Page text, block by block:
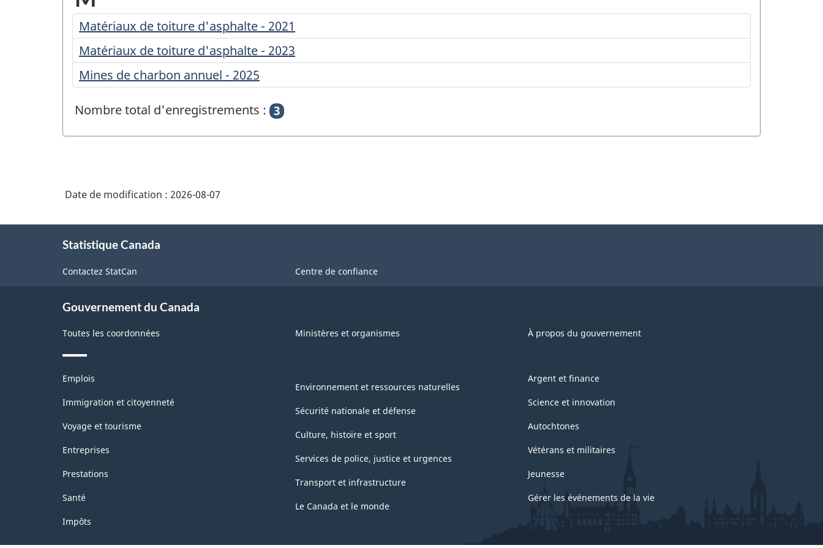
des
questionnaires
commençant
par
la
Matériaux de toiture d'asphalte - 2021
Matériaux de toiture d'asphalte - 2023
Mines de charbon annuel - 2025
Nombre total d'enregistrements : 3
Date de modification : 2026-08-07
Statistique Canada
Contactez StatCan Centre de confiance
Gouvernement du Canada
Toutes les coordonnées Ministères et organismes À propos du gouvernement
Thèmes
sujets
Emplois
Immigration et citoyenneté
Voyage et tourisme
Entreprises
Prestations
Santé
Impôts
Environnement et ressources naturelles
Sécurité nationale et défense
Culture, histoire et sport
Services de police, justice et urgences
Transport et infrastructure
Le Canada et le monde
Argent et finance
Science et innovation
Autochtones
Vétérans et militaires
Jeunesse
Gérer les événements de la vie